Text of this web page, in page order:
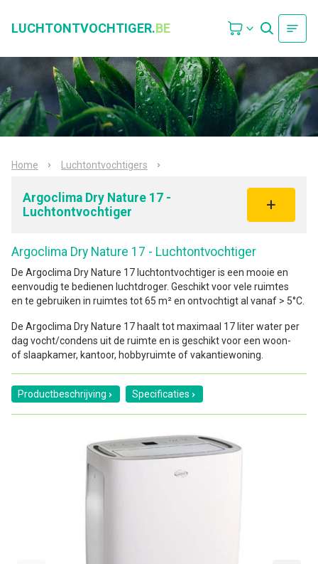
LUCHTONTVOCHTIGER.BE
Home Luchtontvochtigers
Argoclima Dry Nature 17 -
Luchtontvochtiger
Argoclima Dry Nature 17 - Luchtontvochtiger
De Argoclima Dry Nature 17 luchtontvochtiger is een mooie en
eenvoudig te bedienen luchtdroger. Geschikt voor vele ruimtes
en te gebruiken in ruimtes tot 65 m² en ontvochtigt al vanaf > 5°C.
De Argoclima Dry Nature 17 haalt tot maximaal 17 liter water per
dag vocht/condens uit de ruimte en is geschikt voor een woon-
of slaapkamer, kantoor, hobbyruimte of vakantiewoning.
Productbeschrijving Specificaties